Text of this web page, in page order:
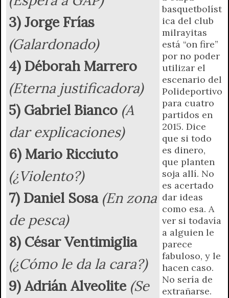
3) Jorge Frías
(Galardonado)
4) Déborah Marrero
(Eterna justificadora)
5) Gabriel Bianco (A
dar explicaciones)
6) Mario Ricciuto
(¿Violento?)
7) Daniel Sosa (En zona
de pesca)
8) César Ventimiglia
(¿Cómo le da la cara?)
9) Adrián Alveolite (Se
basquetbolíst
ica del club
milrayitas
está “on fire”
por no poder
utilizar el
escenario del
Polideportivo
para cuatro
partidos en
2015. Dice
que si todo
es dinero,
que planten
soja allí. No
es acertado
dar ideas
como esa. A
ver si todavía
a alguien le
parece
fabuloso, y le
hacen caso.
No sería de
extrañarse.